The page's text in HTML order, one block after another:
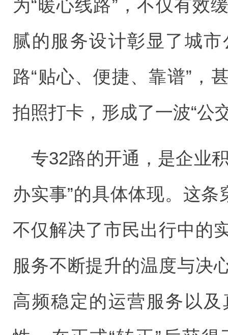
为“暖心线路”，不仅有效
腻的服务设计彰显了城
路“贴心、便捷、靠谱”，
拍照打卡，形成了一波“公
专32路的开通，是企业
办实事”的具体体现。这条
不仅解决了市民出行中的
服务不断提升的温度与决
高频稳定的运营服务以